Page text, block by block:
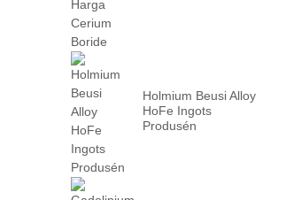
Holmium Beusi Alloy
HoFe Ingots
Produsén